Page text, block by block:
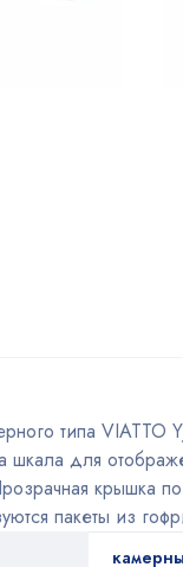
типа
для
крышка
пакеты из